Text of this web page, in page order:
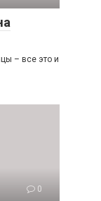
– все это и
0